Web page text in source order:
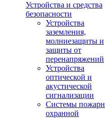
Устройства и средства
безопасности
Устройства
заземления,
молниезащиты и
защиты от
перенапряжений
Устройства
оптической и
акустической
сигнализации
Системы
охранной